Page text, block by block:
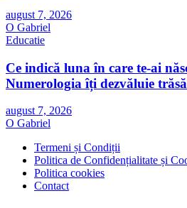
august 7, 2026
O Gabriel
Educatie
Ce indică luna în care te-ai
Numerologia îți dezvăluie
august 7, 2026
O Gabriel
Termeni și Condiții
Politica de Confidențialitate și
Politica cookies
Contact